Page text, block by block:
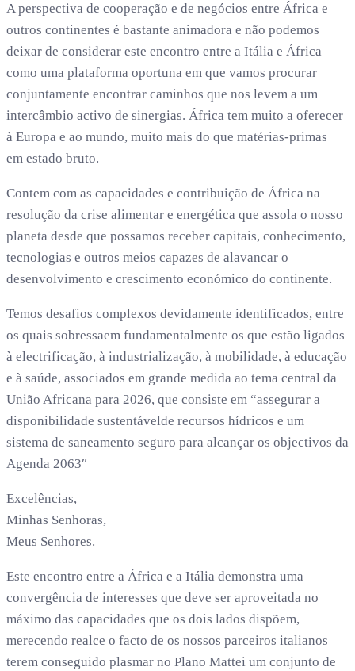
A perspectiva de cooperação e de negócios entre África e
outros continentes é bastante animadora e não podemos
deixar de considerar este encontro entre a Itália e África
como uma plataforma oportuna em que vamos procurar
conjuntamente encontrar caminhos que nos levem a um
intercâmbio activo de sinergias. África tem muito a oferecer
à Europa e ao mundo, muito mais do que matérias-primas
em estado bruto.
Contem com as capacidades e contribuição de África na
resolução da crise alimentar e energética que assola o nosso
planeta desde que possamos receber capitais, conhecimento,
tecnologias e outros meios capazes de alavancar o
desenvolvimento e crescimento económico do continente.
Temos desafios complexos devidamente identificados, entre
os quais sobressaem fundamentalmente os que estão ligados
à electrificação, à industrialização, à mobilidade, à educação
e à saúde, associados em grande medida ao tema central da
União Africana para 2026, que consiste em “assegurar a
disponibilidade sustentávelde recursos hídricos e um
sistema de saneamento seguro para alcançar os objectivos da
Agenda 2063″
Excelências,
Minhas Senhoras,
Meus Senhores.
Este encontro entre a África e a Itália demonstra uma
convergência de interesses que deve ser aproveitada no
máximo das capacidades que os dois lados dispõem,
merecendo realce o facto de os nossos parceiros italianos
terem conseguido plasmar no Plano Mattei um conjunto de